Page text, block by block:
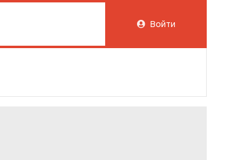
Войти